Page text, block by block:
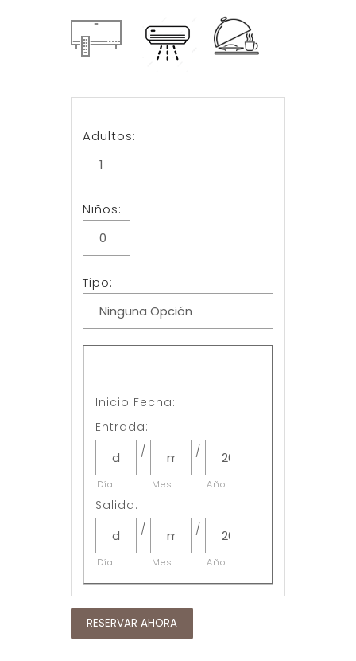
Adultos:
Niños:
Tipo:
Inicio Fecha:
Entrada:
Día
/
Mes
/
Año
Salida:
Día
/
Mes
/
Año
RESERVAR AHORA